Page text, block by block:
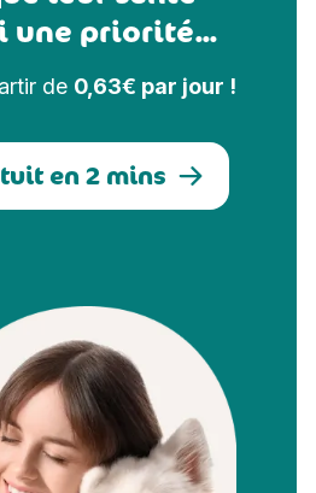
une priorité...
de 0,63€ par jour !
en 2 mins